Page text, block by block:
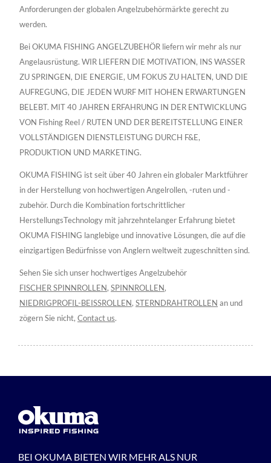
Anforderungen der globalen Angelzubehörmärkte gerecht zu
werden.
Bei OKUMA FISHING ANGELZUBEHÖR liefern wir mehr als nur
Angelausrüstung. WIR LIEFERN DIE MOTIVATION, INS WASSER
ZU SPRINGEN, DIE ENERGIE, UM FOKUS ZU HALTEN, UND DIE
AUFREGUNG, DIE JEDEN WURF MIT HOHEN ERWARTUNGEN
BELEBT. MIT 40 JAHREN ERFAHRUNG IN DER ENTWICKLUNG
VON Fishing Reel / RUTEN UND DER BEREITSTELLUNG EINER
VOLLSTÄNDIGEN DIENSTLEISTUNG DURCH F&E,
PRODUKTION UND MARKETING.
OKUMA FISHING ist seit über 40 Jahren ein globaler Marktführer
in der Herstellung von hochwertigen Angelrollen, -ruten und -
zubehör. Durch die Kombination fortschrittlicher
HerstellungsTechnology mit jahrzehntelanger Erfahrung bietet
OKUMA FISHING langlebige und innovative Lösungen, die auf die
einzigartigen Bedürfnisse von Anglern weltweit zugeschnitten sind.
Sehen Sie sich unser hochwertiges Angelzubehör
FISCHER SPINNROLLEN, SPINNROLLEN,
NIEDRIGPROFIL-BEISSROLLEN, STERNDRAHTROLLEN an und
zögern Sie nicht, Contact us.
BEI OKUMA BIETEN WIR MEHR ALS NUR